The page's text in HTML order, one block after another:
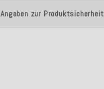
Angaben zur Produktsicherheit